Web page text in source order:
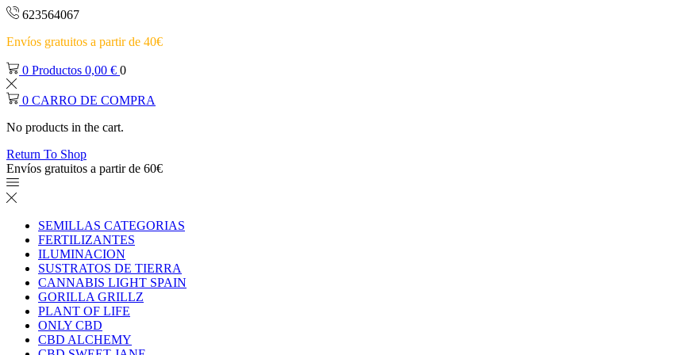
623564067
Envíos gratuitos a partir de 40€
0 Productos 0,00 € 0
0 CARRO DE COMPRA
No products in the cart.
Return To Shop
Envíos gratuitos a partir de 60€
SEMILLAS CATEGORIAS
FERTILIZANTES
ILUMINACION
SUSTRATOS DE TIERRA
CANNABIS LIGHT SPAIN
GORILLA GRILLZ
PLANT OF LIFE
ONLY CBD
CBD ALCHEMY